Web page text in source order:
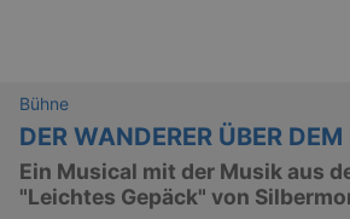
Bühne
DER WANDERER ÜBER DEM
Ein Musical mit der Musik aus
"Leichtes Gepäck" von